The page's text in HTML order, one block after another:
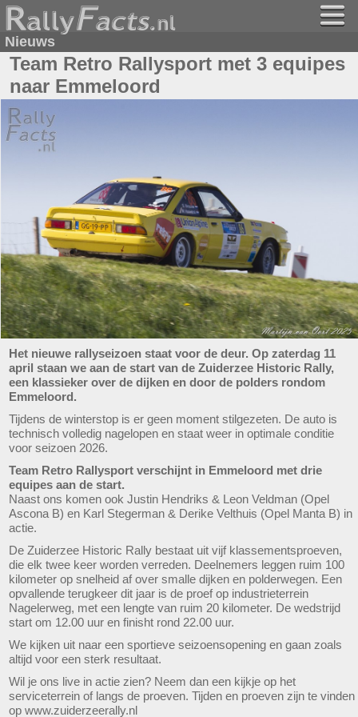
Nieuws
Team Retro Rallysport met 3 equipes
naar Emmeloord
Het nieuwe rallyseizoen staat voor de deur. Op zaterdag 11
april staan we aan de start van de Zuiderzee Historic Rally,
een klassieker over de dijken en door de polders rondom
Emmeloord.
Tijdens de winterstop is er geen moment stilgezeten. De auto is
technisch volledig nagelopen en staat weer in optimale conditie
voor seizoen 2026.
Team Retro Rallysport verschijnt in Emmeloord met drie
equipes aan de start.
Naast ons komen ook Justin Hendriks & Leon Veldman (Opel
Ascona B) en Karl Stegerman & Derike Velthuis (Opel Manta B) in
actie.
De Zuiderzee Historic Rally bestaat uit vijf klassementsproeven,
die elk twee keer worden verreden. Deelnemers leggen ruim 100
kilometer op snelheid af over smalle dijken en polderwegen. Een
opvallende terugkeer dit jaar is de proef op industrieterrein
Nagelerweg, met een lengte van ruim 20 kilometer. De wedstrijd
start om 12.00 uur en finisht rond 22.00 uur.
We kijken uit naar een sportieve seizoensopening en gaan zoals
altijd voor een sterk resultaat.
Wil je ons live in actie zien? Neem dan een kijkje op het
serviceterrein of langs de proeven. Tijden en proeven zijn te vinden
op www.zuiderzeerally.nl